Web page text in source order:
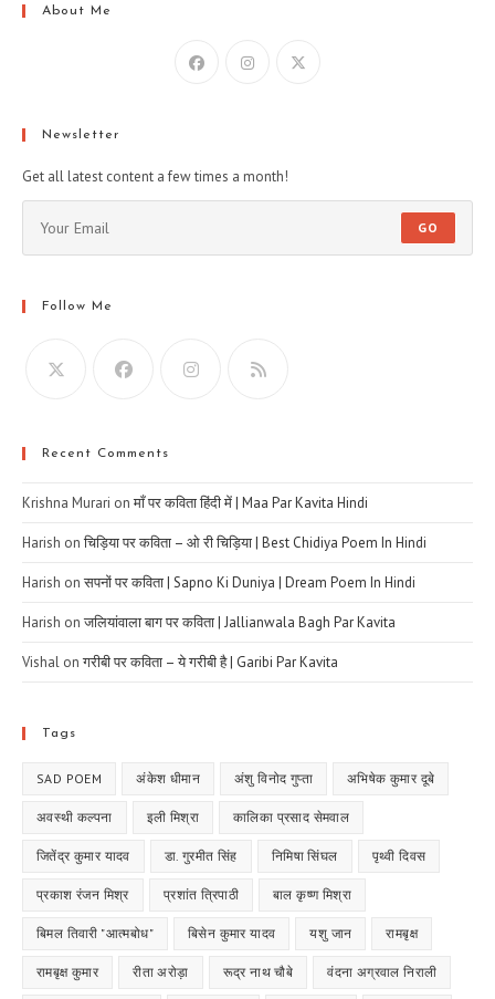
About Me
Newsletter
Get all latest content a few times a month!
GO
Follow Me
Recent Comments
Krishna Murari onमाँ पर कविता हिंदी में | Maa Par Kavita Hindi
Harish onचिड़िया पर कविता – ओ री चिड़िया | Best Chidiya Poem In Hindi
Harish onसपनों पर कविता | Sapno Ki Duniya | Dream Poem In Hindi
Harish onजलियांवाला बाग पर कविता | Jallianwala Bagh Par Kavita
Vishal onगरीबी पर कविता – ये गरीबी है | Garibi Par Kavita
Tags
SAD POEM अंकेश धीमान अंशु विनोद गुप्ता अभिषेक कुमार दूबे
अवस्थी कल्पना इली मिश्रा कालिका प्रसाद सेमवाल
जितेंद्र कुमार यादव डा. गुरमीत सिंह निमिषा सिंघल पृथ्वी दिवस
प्रकाश रंजन मिश्र प्रशांत त्रिपाठी बाल कृष्ण मिश्रा
बिमल तिवारी "आत्मबोध" बिसेन कुमार यादव यशु जान रामबृक्ष
रामबृक्ष कुमार रीता अरोड़ा रूद्र नाथ चौबे वंदना अग्रवाल निराली